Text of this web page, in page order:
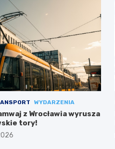
WYDARZENIA
z Wrocławia wyrusza
tory!